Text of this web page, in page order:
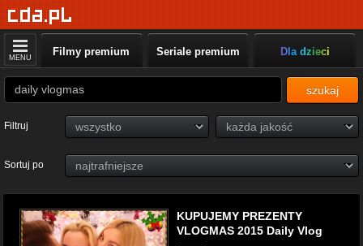
MENU Filmy premium Seriale premium Dla dzieci
szukaj
Filtruj
Sortuj po
KUPUJEMY PREZENTY
VLOGMAS 2015 Daily Vlog